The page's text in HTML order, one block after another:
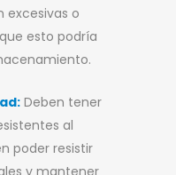
excesivas o
esto podría
Deben tener
al
poder resistir
y mantener